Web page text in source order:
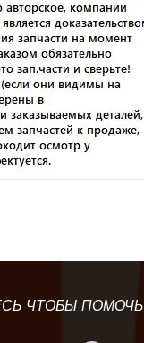
ЧТОБЫ ПОМОЧЬ